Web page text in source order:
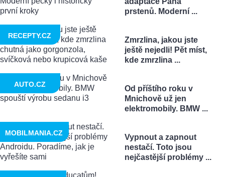
prstenů. Moderní ...
Zmrzlina, jakou jste
ještě nejedli! Pět míst,
kde zmrzlina ...
RECEPTY.CZ
Od příštího roku v
Mnichově už jen
elektromobily. BMW ...
AUTO.CZ
Vypnout a zapnout
nestačí. Toto jsou
nejčastější problémy ...
MOBILMANIA.CZ